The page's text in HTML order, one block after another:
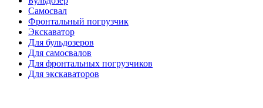
Самосвал
Фронтальный погрузчик
Экскаватор
Для бульдозеров
Для самосвалов
Для фронтальных погрузчиков
Для экскаваторов